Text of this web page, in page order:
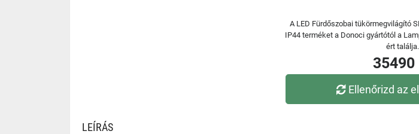
A LED Fürdőszobai tükörmegvilágító
IP44 terméket a Donoci gyártótól a
ért találja.
35490
Ellenőrizd az
LEÍRÁS